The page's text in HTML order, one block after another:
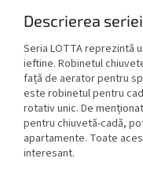
Descrierea seriei
Seria LOTTA reprezintă
ieftine. Robinetul
față de aerator pentru
este robinetul pentru
rotativ unic. De
pentru chiuvetă-cadă,
apartamente. Toate
interesant.